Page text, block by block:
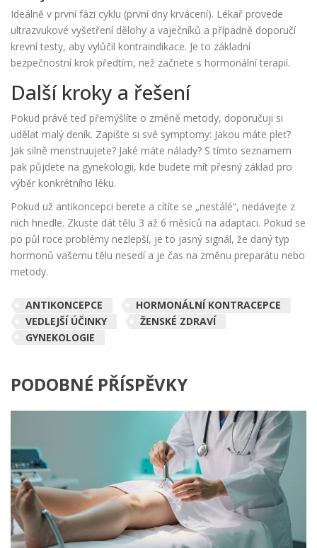
Ideálně v první fázi cyklu (první dny krvácení). Lékař provede
ultrazvukové vyšetření dělohy a vaječníků a případně doporučí
krevní testy, aby vylůčil kontraindikace. Je to základní
bezpečnostní krok předtím, než začnete s hormonální terapií.
Další kroky a řešení
Pokud právě teď přemýšlíte o změně metody, doporučuji si
udělat malý deník. Zapište si své symptomy: Jakou máte pleť?
Jak silně menstruujete? Jaké máte nálady? S tímto seznamem
pak půjdete na gynekologii, kde budete mít přesný základ pro
výběr konkrétního léku.
Pokud už antikoncepci berete a cítíte se „nestálé“, nedávejte z
nich hnedle. Zkuste dát tělu 3 až 6 měsíců na adaptaci. Pokud se
po půl roce problémy nezlepší, je to jasný signál, že daný typ
hormonů vašemu tělu nesedí a je čas na změnu preparátu nebo
metody.
ANTIKONCEPCE
HORMONÁLNÍ KONTRACEPCE
VEDLEJŠÍ ÚČINKY
ŽENSKÉ ZDRAVÍ
GYNEKOLOGIE
PODOBNÉ PŘÍSPĚVKY